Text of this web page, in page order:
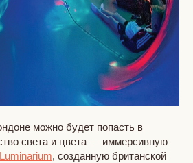
можно будет попасть в
света и цвета — иммерсивную
, созданную британской